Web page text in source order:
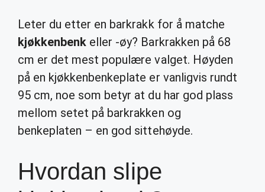
Leter du etter en barkrakk for å matche
kjøkkenbenk eller -øy? Barkrakken på 68
cm er det mest populære valget. Høyden
på en kjøkkenbenkeplate er vanligvis rundt
95 cm, noe som betyr at du har god plass
mellom setet på barkrakken og
benkeplaten – en god sittehøyde.
Hvordan slipe